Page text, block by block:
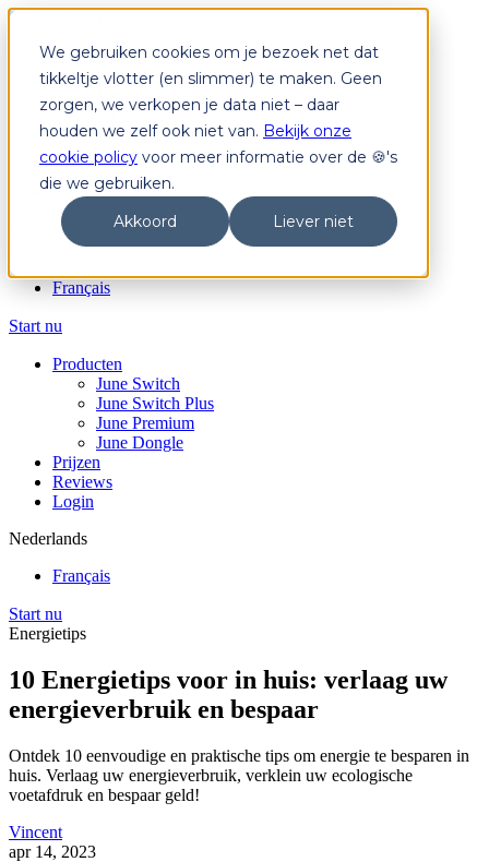
We gebruiken cookies om je bezoek net dat
tikkeltje vlotter (en slimmer) te maken. Geen
zorgen, we verkopen je data niet – daar
houden we zelf ook niet van. Bekijk onze
cookie policy voor meer informatie over de 🍪's
die we gebruiken.
Akkoord
Liever niet
Producten
June Switch
June Switch Plus
June Premium
June Dongle
Prijzen
Login
Start nu
Français
Start nu
Producten
June Switch
June Switch Plus
June Premium
June Dongle
Prijzen
Reviews
Login
Nederlands
Français
Start nu
Energietips
10 Energietips voor in huis: verlaag uw
energieverbruik en bespaar
Ontdek 10 eenvoudige en praktische tips om energie te besparen in
huis. Verlaag uw energieverbruik, verklein uw ecologische
voetafdruk en bespaar geld!
Vincent
apr 14, 2023